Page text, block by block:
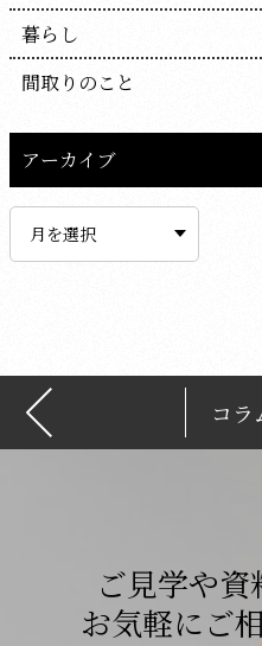
暮らし
間取りのこと
アーカイブ
イ
コラ
ご見学や資
お気軽にご